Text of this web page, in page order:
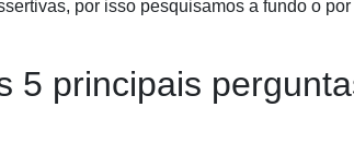
por isso pesquisamos a fundo o
5 principais